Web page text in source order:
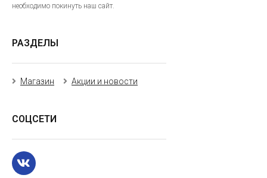
необходимо покинуть наш сайт.
РАЗДЕЛЫ
Магазин Акции и новости
СОЦСЕТИ